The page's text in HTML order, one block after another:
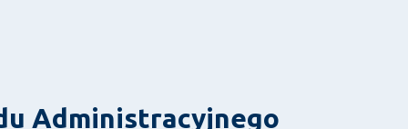
Administracyjnego